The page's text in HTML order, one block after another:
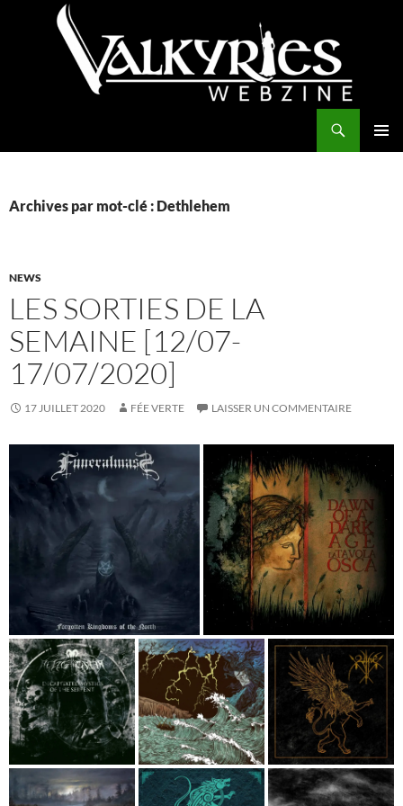
Archives par mot-clé : Dethlehem
NEWS
LES SORTIES DE LA
SEMAINE [12/07-
17/07/2020]
17 JUILLET 2020 FÉE VERTE LAISSER UN COMMENTAIRE